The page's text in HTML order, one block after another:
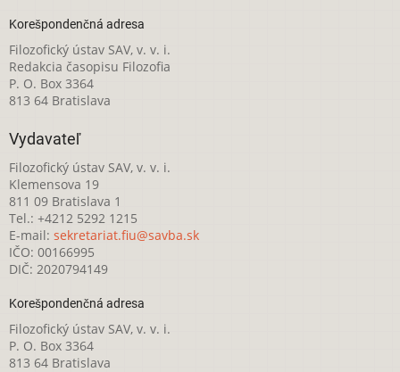
Korešpondenčná adresa
Filozofický ústav SAV, v. v. i.
Redakcia časopisu Filozofia
P. O. Box 3364
813 64 Bratislava
Vydavateľ
Filozofický ústav SAV, v. v. i.
Klemensova 19
811 09 Bratislava 1
Tel.: +4212 5292 1215
E-mail: sekretariat.fiu@savba.sk
IČO: 00166995
DIČ: 2020794149
Korešpondenčná adresa
Filozofický ústav SAV, v. v. i.
P. O. Box 3364
813 64 Bratislava